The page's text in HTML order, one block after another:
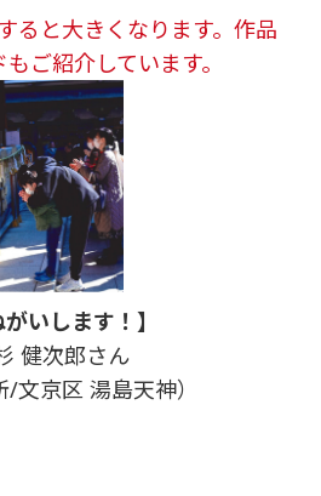
ると大きくなります。作品
ご紹介しています。
がいします！】
健次郎さん
/文京区 湯島天神）